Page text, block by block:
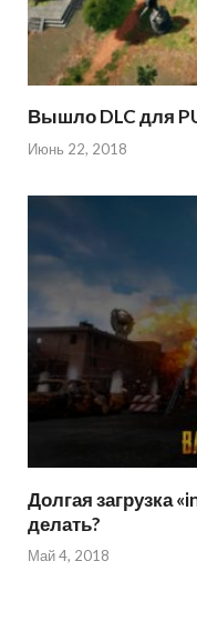
Вышло DLC для
Июнь 22, 2018
Долгая загрузка
делать?
Май 4, 2018